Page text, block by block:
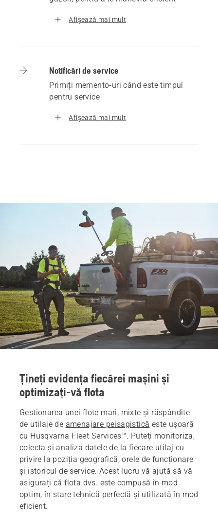
Afișează mai mult
Notificări de service
Primiți memento-uri când este timpul
pentru service
Afișează mai mult
Țineți evidența fiecărei mașini și
optimizați-vă flota
Gestionarea unei flote mari, mixte și răspândite
de utilaje de amenajare peisagistică este ușoară
cu Husqvarna Fleet Services™. Puteți monitoriza,
colecta și analiza datele de la fiecare utilaj cu
privire la poziția geografică, orele de funcționare
și istoricul de service. Acest lucru vă ajută să vă
asigurați că flota dvs. este compusă în mod
optim, în stare tehnică perfectă și utilizată în mod
eficient.